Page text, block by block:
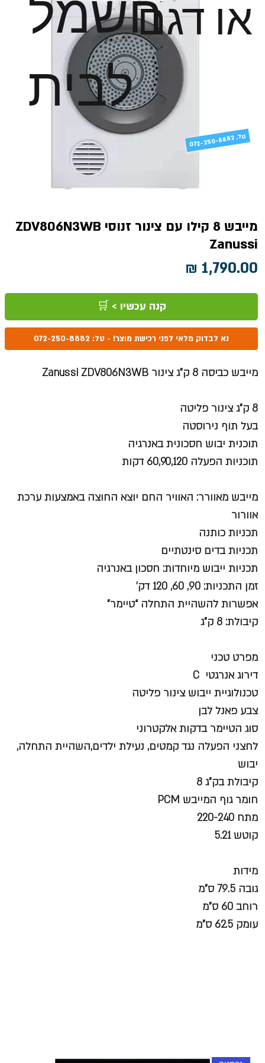
או דגם
לבית
מייבש 8 קילו עם צינור זנוסי ZDV806N3WB
Zanussi
קנה עכשיו > 🛒
נא לבדוק מלאי לפני רכישת מוצר! - טל: 072-250-8882
מייבש כביסה 8 ק"ג צינור Zanussi ZDV806N3WB
8 ק"ג צינור פליטה
בעל תוף נירוסטה
תוכנית יבוש חסכונית באנרגיה
תוכניות הפעלה 60,90,120 דקות
מייבש מאוורר: האוויר החם יוצא החוצה באמצעות ערכת
אוורור
תכניות כותנה
תכניות בדים סינטתיים
תכניות ייבוש מיוחדות: חסכון באנרגיה
זמן התכניות: 90, 60, 120 דק’
אפשרות להשהיית התחלה “טיימר”
קיבולת: 8 ק"ג
מפרט טכני
דירוג אנרגטי C
טכנולוגיית ייבוש צינור פליטה
צבע פאנל לבן
סוג הטיימר בדקות אלקטרוני
לחצני הפעלה נגד קמטים, נעילת ילדים,השהיית התחלה,
יבוש
קיבולת בק"ג 8
חומר גוף המייבש PCM
מתח 220-240
קוטש 5.21
מידות
גובה 79.5 ס"מ
רוחב 60 ס"מ
עומק 62.5 ס"מ
072-250-8882 .טל